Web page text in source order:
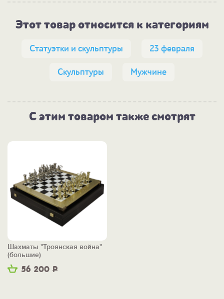
Этот товар относится к категориям
Статуэтки и скульптуры 23 февраля
Скульптуры Мужчине
С этим товаром также смотрят
56 200 Р
Шахматы "Троянская война"
(большие)